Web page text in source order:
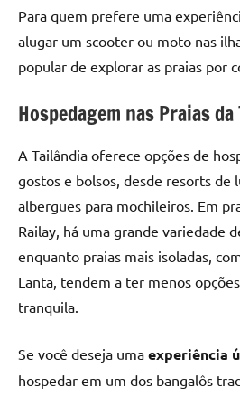
Para quem prefere uma
alugar um scooter ou moto nas
popular de explorar as praias por
Hospedagem nas Praias
A Tailândia oferece opções de
gostos e bolsos, desde resorts de
albergues para mochileiros. Em
Railay, há uma grande variedade
enquanto praias mais isoladas,
Lanta, tendem a ter menos
tranquila.
Se você deseja uma experiência
hospedar em um dos bangalôs